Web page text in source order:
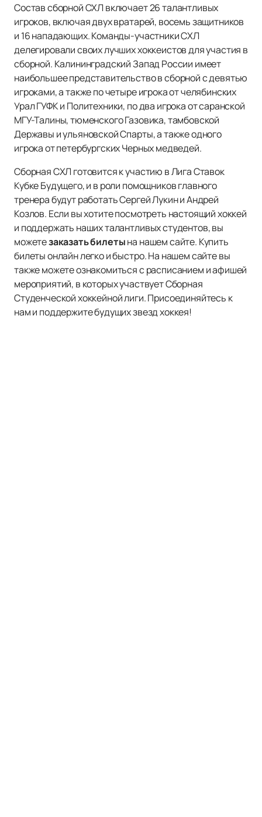
Состав сборной СХЛ включает 26 талантливых
игроков, включая двух вратарей, восемь защитников
и 16 нападающих. Команды-участники СХЛ
делегировали своих лучших хоккеистов для участия в
сборной. Калининградский Запад России имеет
наибольшее представительство в сборной с девятью
игроками, а также по четыре игрока от челябинских
Урал ГУФК и Политехники, по два игрока от саранской
МГУ-Талины, тюменского Газовика, тамбовской
Державы и ульяновской Спарты, а также одного
игрока от петербургских Черных медведей.
Сборная СХЛ готовится к участию в Лига Ставок
Кубке Будущего, и в роли помощников главного
тренера будут работать Сергей Лукин и Андрей
Козлов. Если вы хотите посмотреть настоящий хоккей
и поддержать наших талантливых студентов, вы
можетезаказать билетына нашем сайте. Купить
билеты онлайн легко и быстро. На нашем сайте вы
также можете ознакомиться с расписанием и афишей
мероприятий, в которых участвует Сборная
Студенческой хоккейной лиги. Присоединяйтесь к
нам и поддержите будущих звезд хоккея!